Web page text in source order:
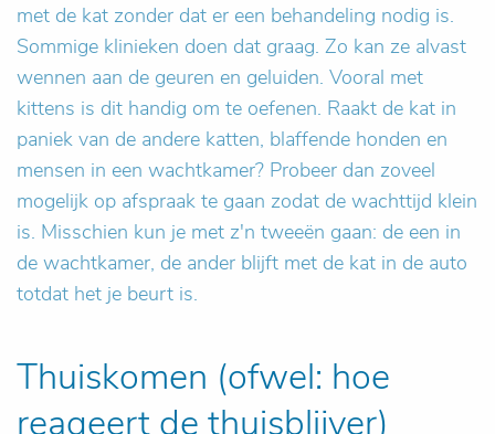
met de kat zonder dat er een behandeling nodig is.
Sommige klinieken doen dat graag. Zo kan ze alvast
wennen aan de geuren en geluiden. Vooral met
kittens is dit handig om te oefenen. Raakt de kat in
paniek van de andere katten, blaffende honden en
mensen in een wachtkamer? Probeer dan zoveel
mogelijk op afspraak te gaan zodat de wachttijd klein
is. Misschien kun je met z'n tweeën gaan: de een in
de wachtkamer, de ander blijft met de kat in de auto
totdat het je beurt is.
Thuiskomen (ofwel: hoe
reageert de thuisblijver)